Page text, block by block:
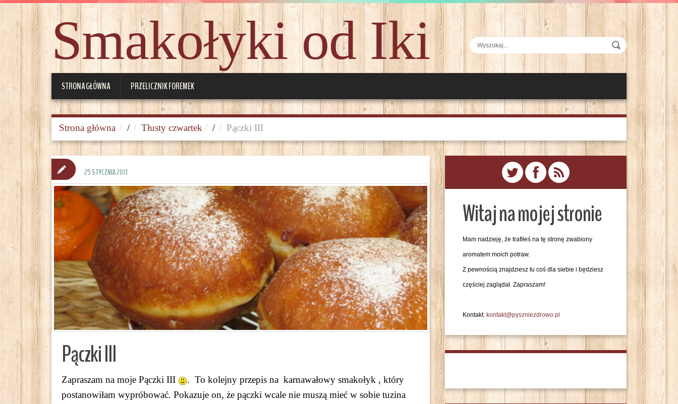
Smakołyki od Iki
STRONA GŁÓWNA PRZELICZNIK FOREMEK
Strona główna / Tłusty czwartek / Pączki III
Pączki III
Zapraszam na moje Pączki III
. To kolejny przepis na karnawałowy smakołyk , który
postanowiłam wypróbować. Pokazuje on, że pączki wcale nie muszą mieć w sobie tuzina
25 STYCZNIA 2017
Witaj na mojej stronie
Mam nadzieję, że trafiłeś na tę stronę zwabiony
aromatem moich potraw.
Z pewnością znajdziesz tu coś dla siebie i będziesz
częściej zaglądał. Zapraszam!
Kontakt: kontakt@pyszniezdrowo.pl